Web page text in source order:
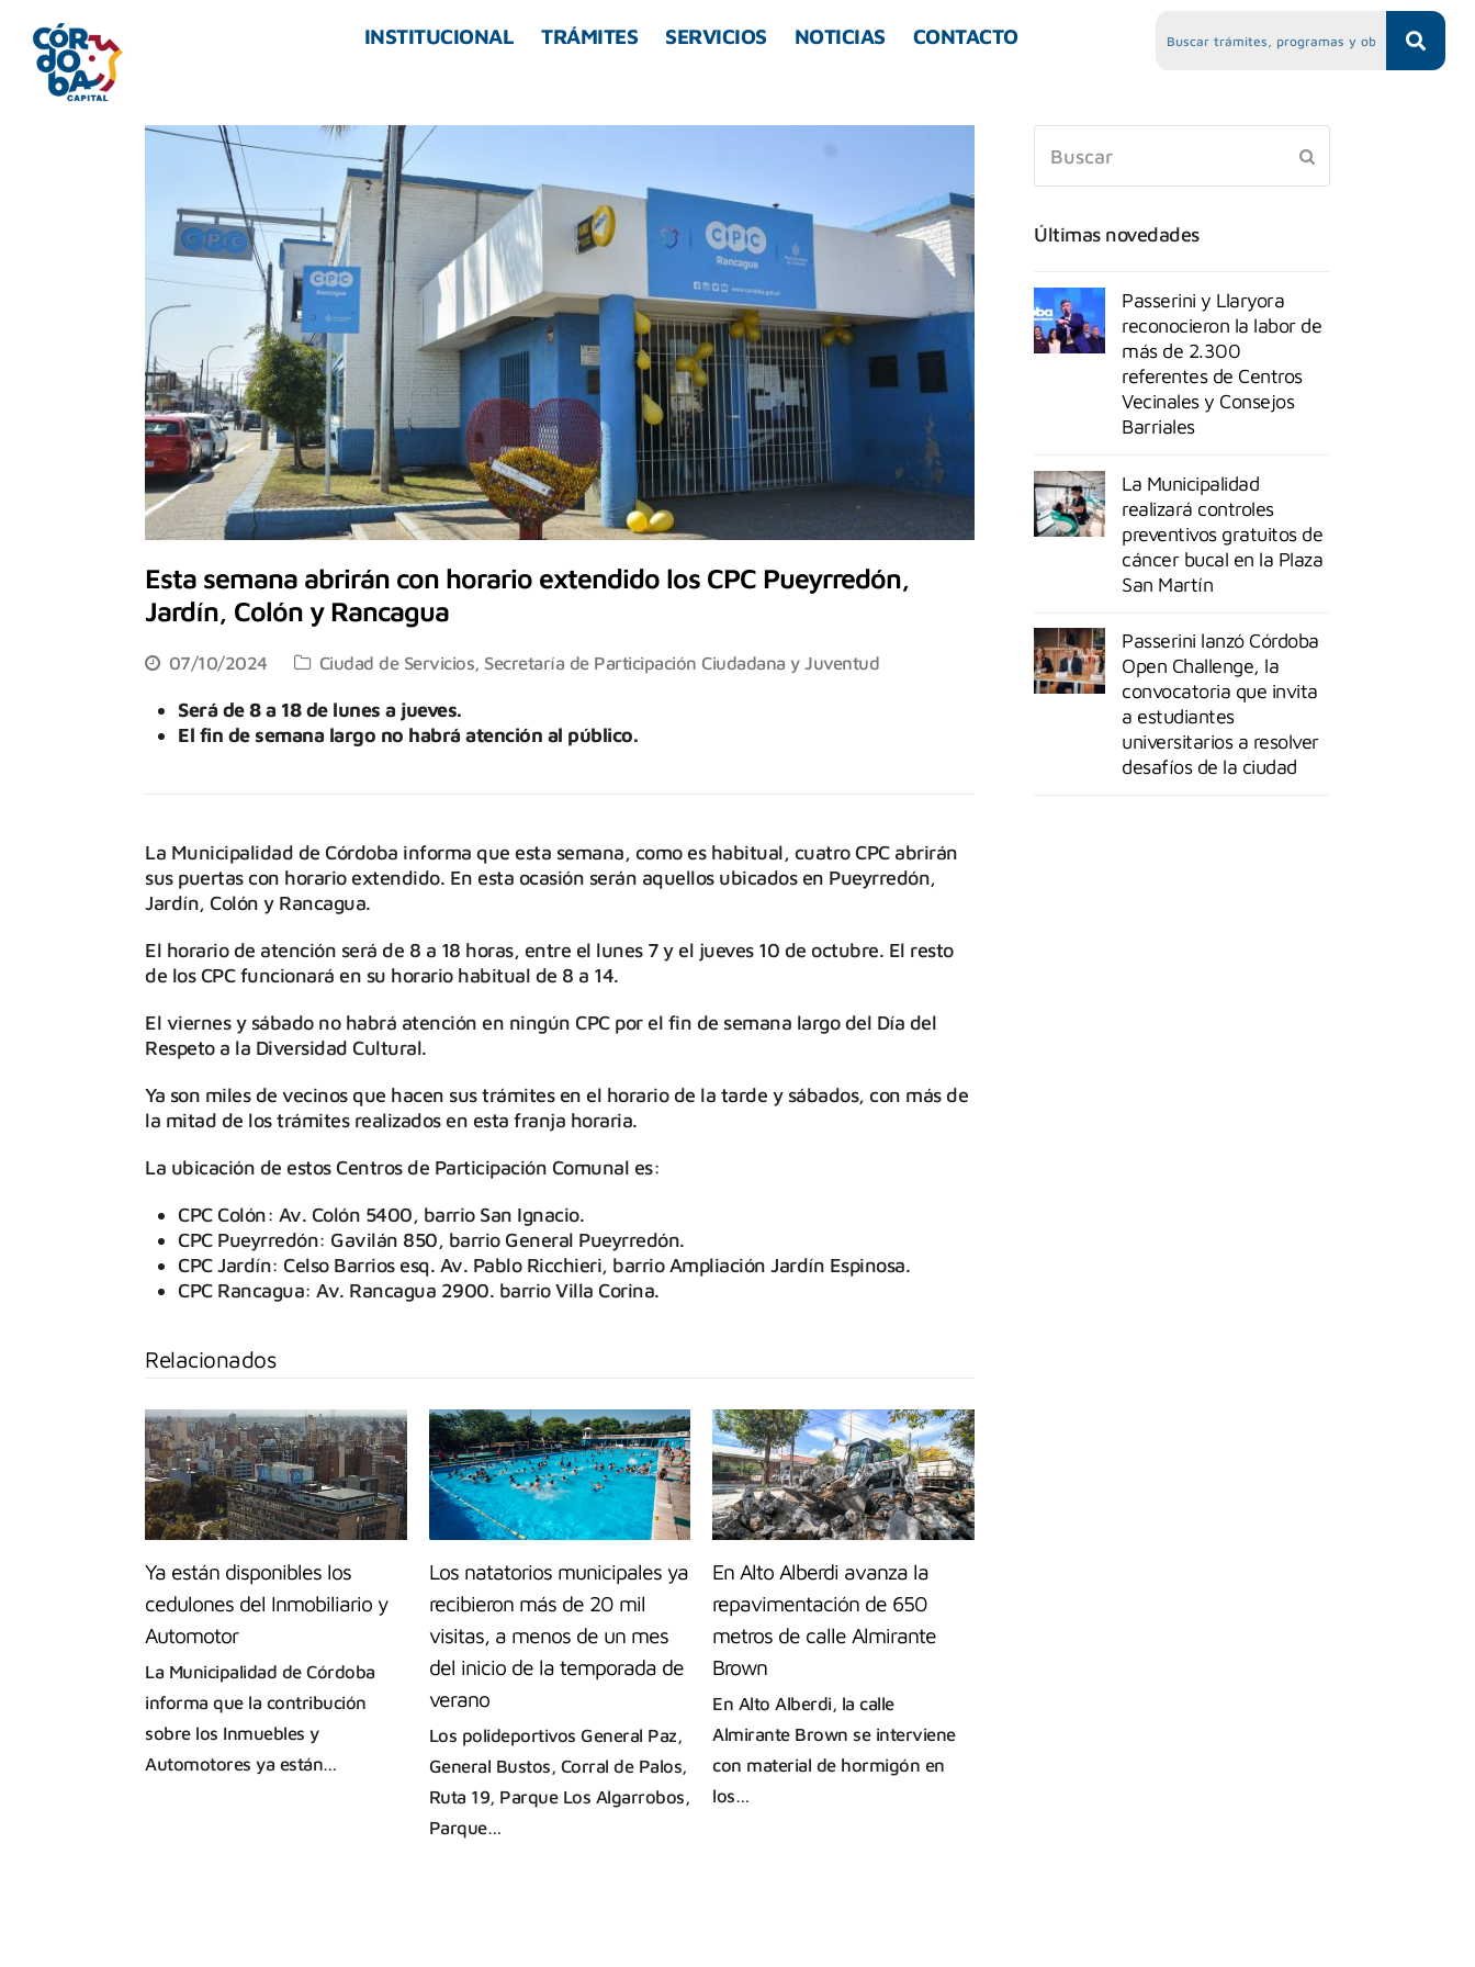
INSTITUCIONAL TRÁMITES SERVICIOS NOTICIAS CONTACTO
Esta semana abrirán con horario extendido los CPC Pueyrredón,
Jardín, Colón y Rancagua
07/10/2024 Ciudad de Servicios, Secretaría de Participación Ciudadana y Juventud
Será de 8 a 18 de lunes a jueves.
El fin de semana largo no habrá atención al público.
La Municipalidad de Córdoba informa que esta semana, como es habitual, cuatro CPC abrirán
sus puertas con horario extendido. En esta ocasión serán aquellos ubicados en Pueyrredón,
Jardín, Colón y Rancagua.
El horario de atención será de 8 a 18 horas, entre el lunes 7 y el jueves 10 de octubre. El resto
de los CPC funcionará en su horario habitual de 8 a 14.
El viernes y sábado no habrá atención en ningún CPC por el fin de semana largo del Día del
Respeto a la Diversidad Cultural.
Ya son miles de vecinos que hacen sus trámites en el horario de la tarde y sábados, con más de
la mitad de los trámites realizados en esta franja horaria.
La ubicación de estos Centros de Participación Comunal es:
CPC Colón: Av. Colón 5400, barrio San Ignacio.
CPC Pueyrredón: Gavilán 850, barrio General Pueyrredón.
CPC Jardín: Celso Barrios esq. Av. Pablo Ricchieri, barrio Ampliación Jardín Espinosa.
CPC Rancagua: Av. Rancagua 2900. barrio Villa Corina.
Relacionados
Ya están disponibles los
cedulones del Inmobiliario y
Automotor
La Municipalidad de Córdoba
informa que la contribución
sobre los Inmuebles y
Automotores ya están…
Los natatorios municipales ya
recibieron más de 20 mil
visitas, a menos de un mes
del inicio de la temporada de
verano
Los polideportivos General Paz,
General Bustos, Corral de Palos,
Ruta 19, Parque Los Algarrobos,
Parque…
En Alto Alberdi avanza la
repavimentación de 650
metros de calle Almirante
Brown
En Alto Alberdi, la calle
Almirante Brown se interviene
con material de hormigón en
los…
Últimas novedades
Passerini y Llaryora
reconocieron la labor de
más de 2.300
referentes de Centros
Vecinales y Consejos
Barriales
La Municipalidad
realizará controles
preventivos gratuitos de
cáncer bucal en la Plaza
San Martín
Passerini lanzó Córdoba
Open Challenge, la
convocatoria que invita
a estudiantes
universitarios a resolver
desafíos de la ciudad